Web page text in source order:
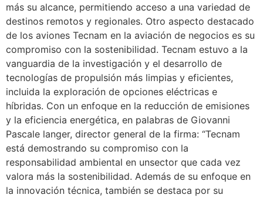
más su alcance, permitiendo acceso a una variedad de
destinos remotos y regionales. Otro aspecto destacado
de los aviones Tecnam en la aviación de negocios es su
compromiso con la sostenibilidad. Tecnam estuvo a la
vanguardia de la investigación y el desarrollo de
tecnologías de propulsión más limpias y eficientes,
incluida la exploración de opciones eléctricas e
híbridas. Con un enfoque en la reducción de emisiones
y la eficiencia energética, en palabras de Giovanni
Pascale langer, director general de la firma: “Tecnam
está demostrando su compromiso con la
responsabilidad ambiental en unsector que cada vez
valora más la sostenibilidad. Además de su enfoque en
la innovación técnica, también se destaca por su